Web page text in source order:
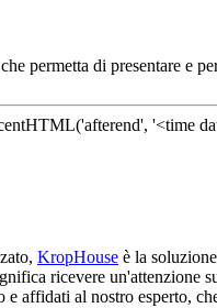
permetta di presentare e
KropHouse è la
ricevere un'attenzione
e affidati al nostro esperto,